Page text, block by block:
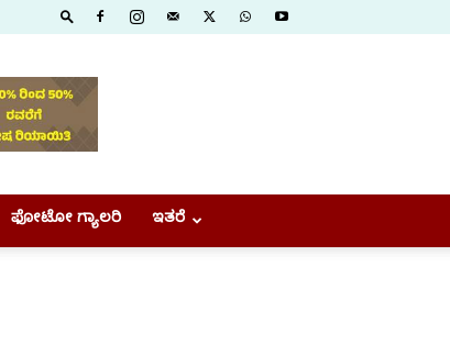
ಫೋಟೋ ಗ್ಯಾಲರಿ ಇತರೆ